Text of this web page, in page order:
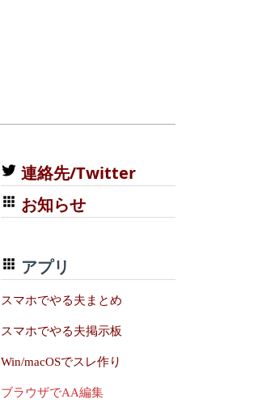
連絡先/Twitter
お知らせ
アプリ
スマホでやる夫まとめ
スマホでやる夫掲示板
Win/macOSでスレ作り
ブラウザでAA編集